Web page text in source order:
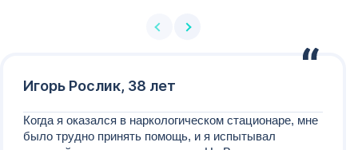
Игорь Рослик, 38 лет
Когда я оказался в наркологическом стационаре, мне
было трудно принять помощь, и я испытывал